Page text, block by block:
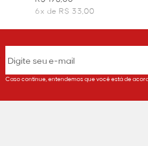
6x de R$ 33,00
Caso continue, entendemos que você está de